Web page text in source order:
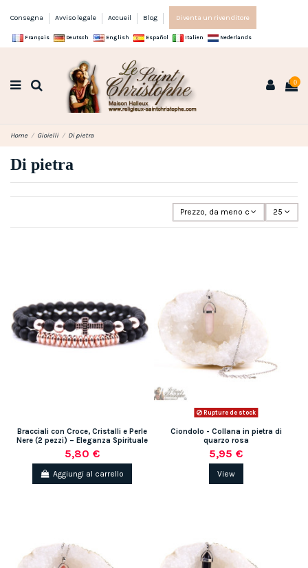
Consegna Avviso legale Accueil Blog Diventa un rivenditore
Français Deutsch English Español Italien Nederlands
0
Home Gioielli Di pietra
Di pietra
Prezzo, da meno caro a più caro
25
Bracciali con Croce, Cristalli e Perle
Nere (2 pezzi) – Eleganza Spirituale
5,80 €
Aggiungi al carrello
Rupture de stock
Ciondolo - Collana in pietra di
quarzo rosa
5,95 €
View